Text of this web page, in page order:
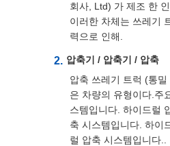
회사, Ltd) 가 제조 한
이러한 차체는 쓰레기
력으로 인해.
압축기 / 압축기 / 압축
압축 쓰레기 트럭 (통
은 차량의 유형이다.주
스템입니다. 하이드럴
축 시스템입니다. 하이
럴 압축 시스템입니다..